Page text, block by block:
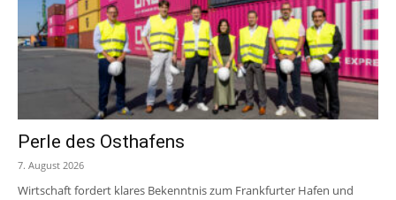
Perle des Osthafens
7. August 2026
Wirtschaft fordert klares Bekenntnis zum Frankfurter Hafen und